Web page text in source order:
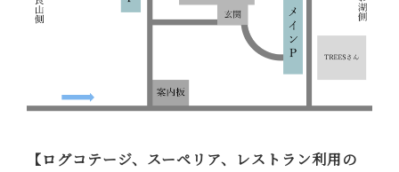
【ログコテージ、スーペリア、レストラン利用の